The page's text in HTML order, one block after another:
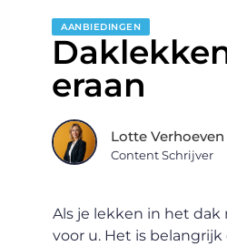
AANBIEDINGEN
eraan
Lotte Verhoeven
Content Schrijver
Als je lekken in het
voor u. Het is